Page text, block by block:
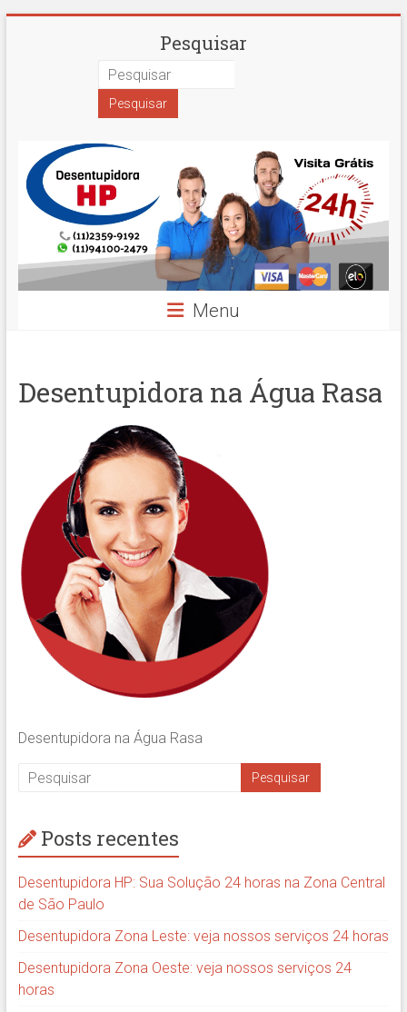
Desentupidora
Paulo
Hidro
Prime
Pesquisar
Menu
Desentupidora na Água Rasa
Desentupidora na Água Rasa
Posts recentes
Desentupidora HP: Sua Solução 24 horas na Zona Central
de São Paulo
Desentupidora Zona Leste: veja nossos serviços 24 horas
Desentupidora Zona Oeste: veja nossos serviços 24
horas